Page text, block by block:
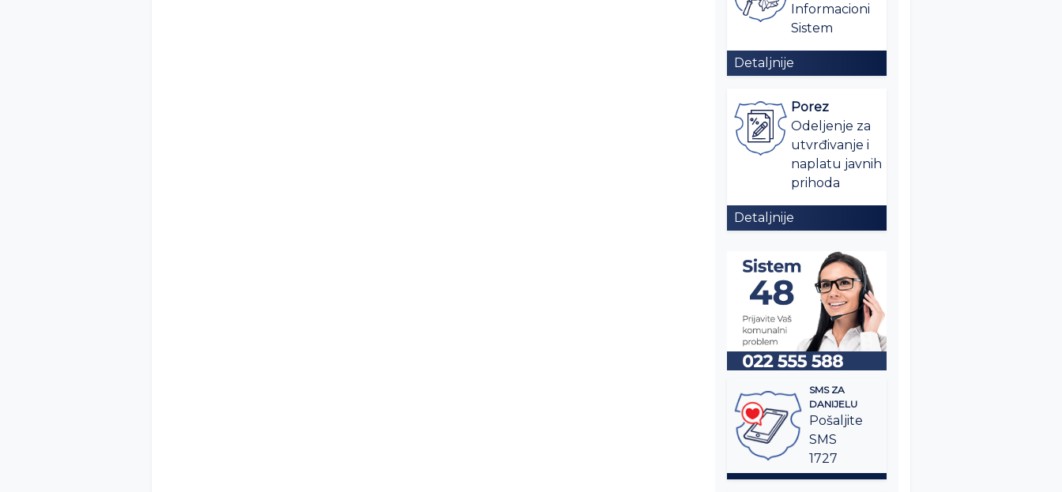
Informacioni
Sistem
Detaljnije
Porez
Odeljenje za
utvrđivanje i
naplatu javnih
prihoda
Detaljnije
SMS ZA
DANIJELU
Pošaljite
SMS
1727